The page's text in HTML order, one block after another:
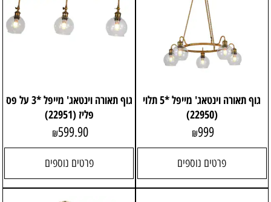
גוף תאורה וינטאג' מייפל *5 תלוי
(22950)
₪999
פרטים נוספים
גוף תאורה וינטאג' מייפל *3 על פס
פליז (22951)
₪599.90
פרטים נוספים